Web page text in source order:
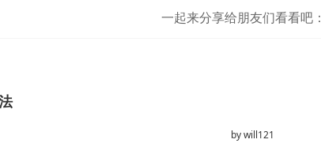
一起来分享给朋友们看看吧：
bywill121